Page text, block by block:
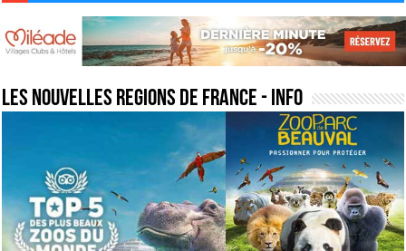
les nouvelles regions de france - Info